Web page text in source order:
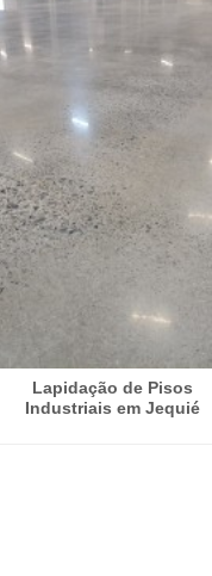
Lapidação de Pisos
Industriais em Jequié